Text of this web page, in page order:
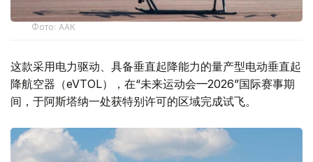
Фото: ААК
这款采用电力驱动、具备垂直起降能力的量产型电动垂直起
降航空器（eVTOL），在“未来运动会—2026”国际赛事期
间，于阿斯塔纳一处获特别许可的区域完成试飞。